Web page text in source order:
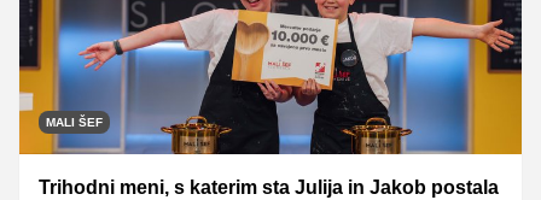
MALI ŠEF
Trihodni meni, s katerim sta Julija in Jakob postala